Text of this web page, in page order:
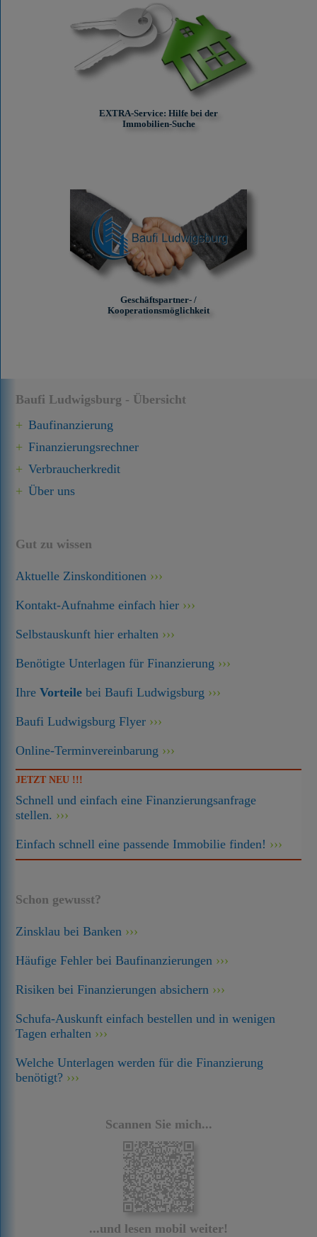
Baufi Ludwigsburg - Übersicht
Baufinanzierung
Finanzierungsrechner
Verbraucherkredit
Über uns
Gut zu wissen
Aktuelle Zinskonditionen
Kontakt-Aufnahme einfach hier
Selbstauskunft hier erhalten
Benötigte Unterlagen für Finanzierung
IhreVorteile bei Baufi Ludwigsburg
Baufi Ludwigsburg Flyer
Online-Terminvereinbarung
JETZT NEU !!!
Schnell und einfach eine Finanzierungsanfrage
stellen.
Einfach schnell eine passende Immobilie finden!
Schon gewusst?
Zinsklau bei Banken
Häufige Fehler bei Baufinanzierungen
Risiken bei Finanzierungen absichern
Schufa-Auskunft einfach bestellen und in wenigen
Tagen erhalten
Welche Unterlagen werden für die Finanzierung
benötigt?
Scannen Sie mich...
...und lesen mobil weiter!
EXTRA-Service: Hilfe bei der
Immobilien-Suche
Geschäftspartner- /
Kooperationsmöglichkeit